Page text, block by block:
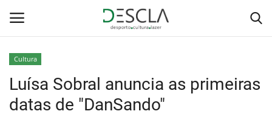
Home
Cultura
Luísa Sobral anuncia as primeiras
datas de "DanSando"